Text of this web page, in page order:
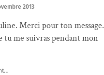
2013
Merci pour ton message.
tu me suivras pendant mon